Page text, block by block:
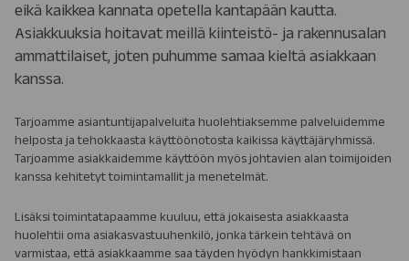
eikä kaikkea kannata opetella kantapään kautta.
Asiakkuuksia hoitavat meillä kiinteistö- ja rakennusalan
ammattilaiset, joten puhumme samaa kieltä asiakkaan
kanssa.
Tarjoamme asiantuntijapalveluita huolehtiaksemme palveluidemme
helposta ja tehokkaasta käyttöönotosta kaikissa käyttäjäryhmissä.
Tarjoamme asiakkaidemme käyttöön myös johtavien alan toimijoiden
kanssa kehitetyt toimintamallit ja menetelmät.
Lisäksi toimintatapaamme kuuluu, että jokaisesta asiakkaasta
huolehtii oma asiakasvastuuhenkilö, jonka tärkein tehtävä on
varmistaa, että asiakkaamme saa täyden hyödyn hankkimistaan